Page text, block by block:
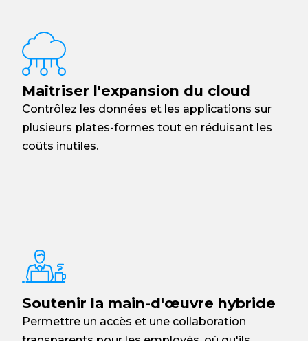
Maîtriser l'expansion du cloud
Contrôlez les données et les applications sur
plusieurs plates-formes tout en réduisant les
coûts inutiles.
Soutenir la main-d'œuvre hybride
Permettre un accès et une collaboration